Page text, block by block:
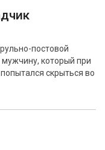
постовой
который при
скрыться во